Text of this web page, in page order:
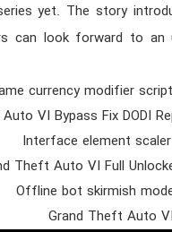
yet. The story
can look forward to
currency modifier
VI Bypass Fix DODI
Interface element
Theft Auto VI Full
Offline bot skirmish
Grand Theft Auto